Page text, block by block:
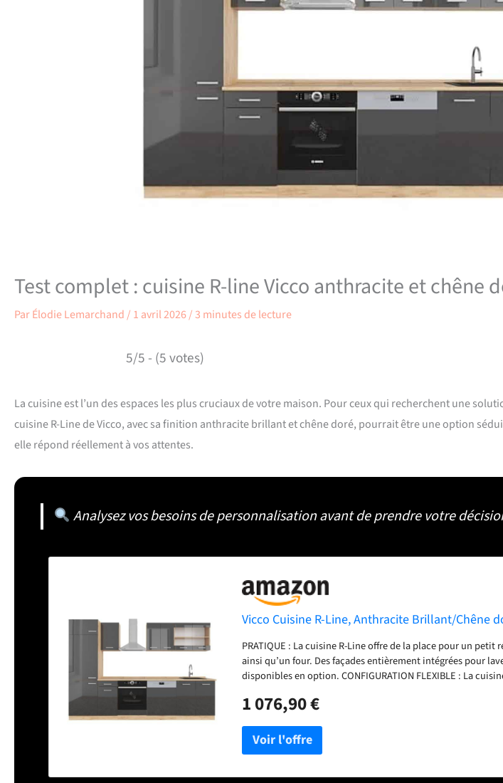
Test complet : cuisine R-line Vicco anthracite et chêne
ParÉlodie Lemarchand/ 1 avril 2026/3 minutes de lecture
5/5 - (5 votes)
La cuisine est l’un des espaces les plus cruciaux de votre maison. Pour ceux qui recherchent une
cuisine R-Line de Vicco, avec sa finition anthracite brillant et chêne doré, pourrait être une option
elle répond réellement à vos attentes.
Analysez vos besoins de personnalisation avant de prendre votre
Vicco Cuisine R-Line, Anthracite Brillant/Chêne
PRATIQUE : La cuisine R-Line offre de la place pour un petit
ainsi qu’un four. Des façades entièrement intégrées pour
disponibles en option. CONFIGURATION FLEXIBLE : La
hauteur offrent une flexibilité supplémentaire. DIMENSIONS
de 46 cm. Niche pour four : 56,8x59,8x44 cm. MATÉRIAU :
cuisine sont fabriqués en panneau de particules de 16 mm
1 076,90 €